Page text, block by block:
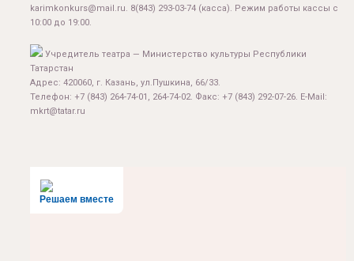
karimkonkurs@mail.ru. 8(843) 293-03-74 (касса). Режим работы кассы с
10:00 до 19:00.
Учредитель театра — Министерство культуры Республики
Татарстан
Адрес: 420060, г. Казань, ул.Пушкина, 66/33.
Телефон: +7 (843) 264-74-01, 264-74-02. Факс: +7 (843) 292-07-26. E-Mail:
mkrt@tatar.ru
Решаем вместе